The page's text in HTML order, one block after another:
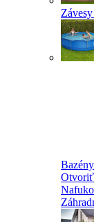
Bazény
Otvoriť